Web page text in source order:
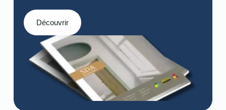
Découvrir